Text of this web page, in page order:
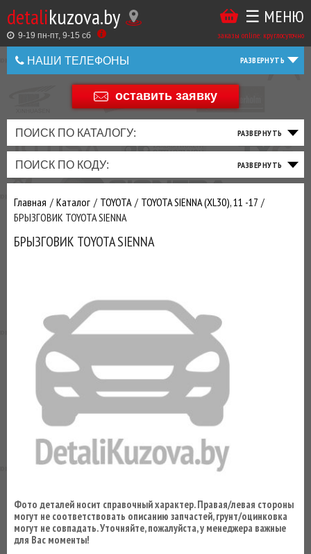
detalikuzova.by
9-19 пн-пт, 9-15 cб заказы online: круглосуточно
☰ МЕНЮ
НАШИ ТЕЛЕФОНЫ
+375 44 586 05 44
оставить заявку
ПОИСК ПО КАТАЛОГУ:
ПОИСК ПО КОДУ:
Главная Каталог TOYOTA
TOYOTA SIENNA (XL30), 11 -17
БРЫЗГОВИК TOYOTA SIENNA
БРЫЗГОВИК TOYOTA SIENNA
Фото деталей носит справочный характер. Правая/левая стороны
могут не соответствовать описанию запчастей, грунт/оцинковка
могут не совпадать. Уточняйте, пожалуйста, у менеджера важные
для Вас моменты!
Оставить
Оценить
товар
Купить
в
1
Беларусь
+375
+375
ТАКЖЕ
ВЫ
МОЖЕТЕ
У
ЗАКАЗАТЬ
ТО
ФИЛЬТРА
ТОРМОЗНАЯ
СИСТЕМА
ПОДВЕСКА
РУЛЕВОЕ
ТРАНСМИССИЯ
ПРИВОД
ДВИГАТЕЛЬ
ВЫХЛОП
ЭЛЕКТРИКА
ОСВЕЩЕНИЕ
ДОБАВИВ
МАСЛАИ ДРУГИЕ